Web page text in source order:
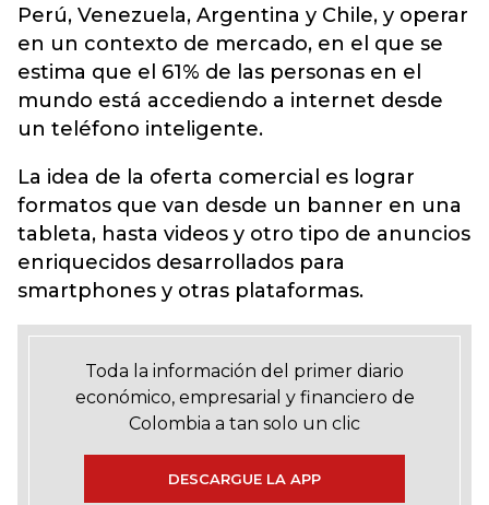
Perú, Venezuela, Argentina y Chile, y operar
en un contexto de mercado, en el que se
estima que el 61% de las personas en el
mundo está accediendo a internet desde
un teléfono inteligente.
La idea de la oferta comercial es lograr
formatos que van desde un banner en una
tableta, hasta videos y otro tipo de anuncios
enriquecidos desarrollados para
smartphones y otras plataformas.
Toda la información del primer diario
económico, empresarial y financiero de
Colombia a tan solo un clic
DESCARGUE LA APP